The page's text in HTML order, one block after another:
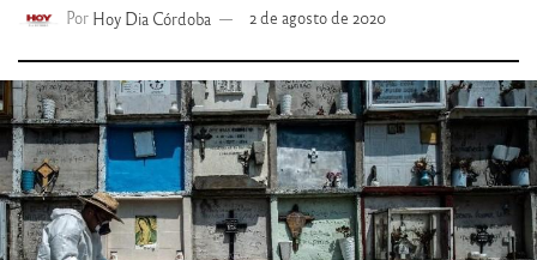
Por Hoy Dia Córdoba 2 de agosto de 2020